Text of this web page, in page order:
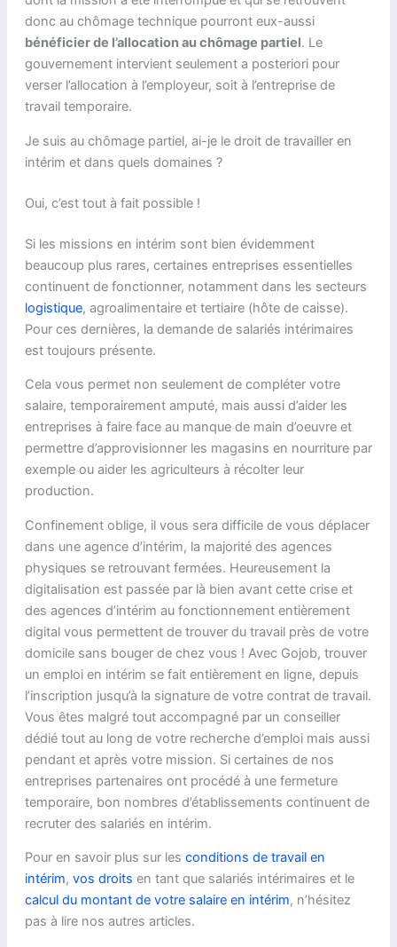
donc au chômage technique pourront eux-aussi
bénéficier de l’allocation au chômage partiel. Le
gouvernement intervient seulement a posteriori pour
verser l’allocation à l’employeur, soit à l’entreprise de
travail temporaire.
Je suis au chômage partiel, ai-je le droit de travailler en
intérim et dans quels domaines ?
Oui, c’est tout à fait possible !
Si les missions en intérim sont bien évidemment
beaucoup plus rares, certaines entreprises essentielles
continuent de fonctionner, notamment dans les secteurs
logistique, agroalimentaire et tertiaire (hôte de caisse).
Pour ces dernières, la demande de salariés intérimaires
est toujours présente.
Cela vous permet non seulement de compléter votre
salaire, temporairement amputé, mais aussi d’aider les
entreprises à faire face au manque de main d’oeuvre et
permettre d’approvisionner les magasins en nourriture par
exemple ou aider les agriculteurs à récolter leur
production.
Confinement oblige, il vous sera difficile de vous déplacer
dans une agence d’intérim, la majorité des agences
physiques se retrouvant fermées. Heureusement la
digitalisation est passée par là bien avant cette crise et
des agences d’intérim au fonctionnement entièrement
digital vous permettent de trouver du travail près de votre
domicile sans bouger de chez vous ! Avec Gojob, trouver
un emploi en intérim se fait entièrement en ligne, depuis
l’inscription jusqu’à la signature de votre contrat de travail.
Vous êtes malgré tout accompagné par un conseiller
dédié tout au long de votre recherche d’emploi mais aussi
pendant et après votre mission. Si certaines de nos
entreprises partenaires ont procédé à une fermeture
temporaire, bon nombres d’établissements continuent de
recruter des salariés en intérim.
Pour en savoir plus sur les conditions de travail en
intérim, vos droits en tant que salariés intérimaires et le
calcul du montant de votre salaire en intérim, n’hésitez
pas à lire nos autres articles.